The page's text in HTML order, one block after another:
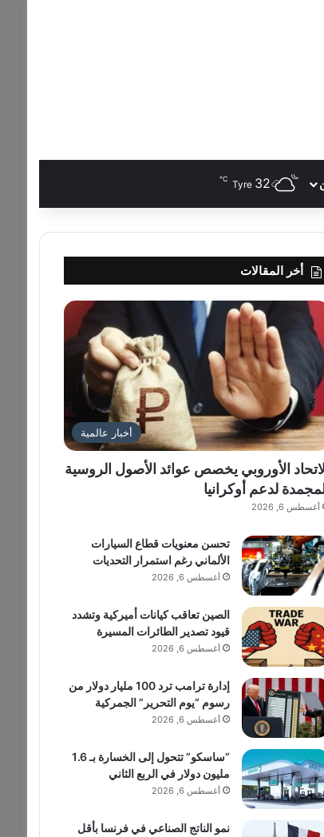
Tyre 32
℃
أخر المقالات
أخبار عالمية
الأوروبي يخصص عوائد الأصول الروسية
لدعم أوكرانيا
أغسطس 6, 2026
تحسن معنويات قطاع السيارات
الألماني رغم استمرار التحديات
أغسطس 6, 2026
الصين تعاقب كيانات أميركية وتشدد
قيود تصدير الطائرات المسيرة
أغسطس 6, 2026
إدارة ترامب ترد 100 مليار دولار من
رسوم “يوم التحرير” الجمركية
أغسطس 6, 2026
“ساسكو” تتحول إلى الخسارة بـ 1.6
مليون دولار في الربع الثاني
أغسطس 6, 2026
نمو الناتج الصناعي في فرنسا بأقل